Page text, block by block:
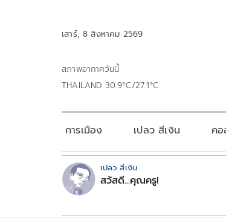
เสาร์, 8 สิงหาคม 2569
สภาพอากาศวันนี้
THAILAND 30.9°C/27.1°C
การเมือง เปลว สีเงิน ค
เปลว สีเงิน
สวัสดี...คุณครู!